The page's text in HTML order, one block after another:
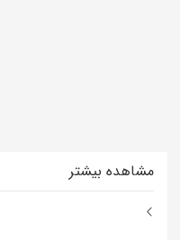
مشاهده بیشتر